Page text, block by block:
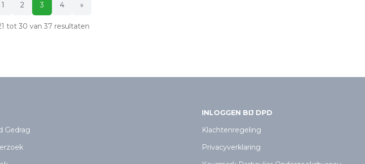
1 2 3 4 »
tot 30 van 37 resultaten
Gedrag
INLOGGEN BIJ DPD
Klachtenregeling
Privacyverklaring